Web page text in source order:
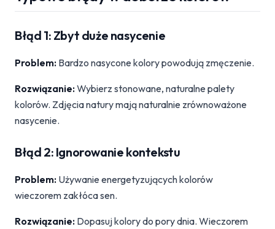
Błąd 1: Zbyt duże nasycenie
Problem: Bardzo nasycone kolory powodują zmęczenie.
Rozwiązanie:Wybierz stonowane, naturalne palety
kolorów. Zdjęcia natury mają naturalnie zrównoważone
nasycenie.
Błąd 2: Ignorowanie kontekstu
Problem: Używanie energetyzujących kolorów
wieczorem zakłóca sen.
Rozwiązanie: Dopasuj kolory do pory dnia. Wieczorem